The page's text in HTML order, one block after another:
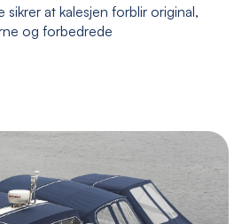
sikrer at kalesjen forblir original,
og forbedrede